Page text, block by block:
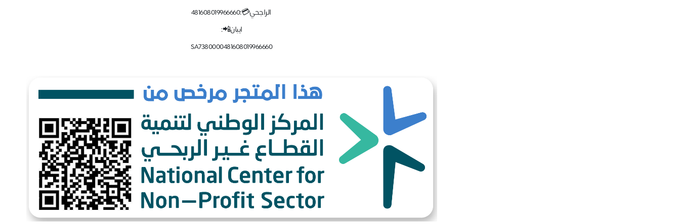
الراجحي💳:481608019966660
ايبان📲:
SA7380000481608019966660